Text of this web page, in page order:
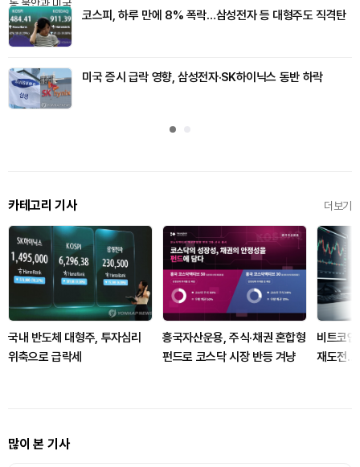
코스피, 하루 만에 8% 폭락…삼성전자 등 대형주도 직격탄
미국 증시 급락 영향, 삼성전자·SK하이닉스 동반 하락
카테고리 기사 더보기
국내 반도체 대형주, 투자심리
위축으로 급락세
흥국자산운용, 주식·채권 혼합형
펀드로 코스닥 시장 반등 겨냥
비트코
재도전…
많이 본 기사